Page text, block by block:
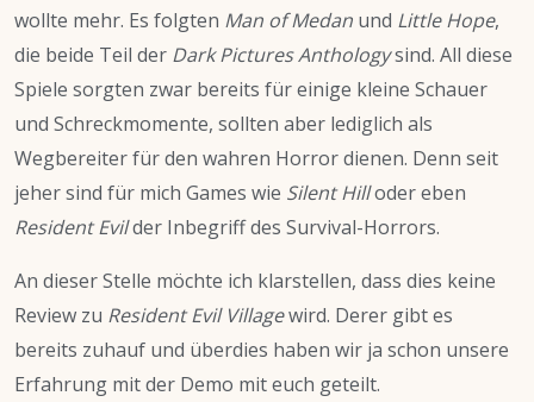
wollte mehr. Es folgten Man of Medan und Little Hope,
die beide Teil der Dark Pictures Anthologysind. All diese
Spiele sorgten zwar bereits für einige kleine Schauer
und Schreckmomente, sollten aber lediglich als
Wegbereiter für den wahren Horror dienen. Denn seit
jeher sind für mich Games wie Silent Hilloder eben
Resident Evilder Inbegriff des Survival-Horrors.
An dieser Stelle möchte ich klarstellen, dass dies keine
Review zu Resident Evil Villagewird. Derer gibt es
bereits zuhauf und überdies haben wir ja schon unsere
Erfahrung mit der Demo mit euch geteilt.